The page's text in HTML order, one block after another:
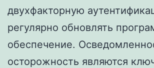
двухфакторную
регулярно обновлять
обеспечение.
осторожность являются